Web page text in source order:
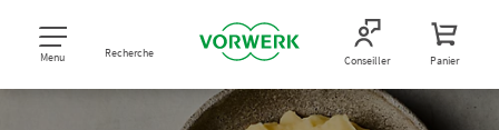
Menu Recherche Conseiller Panier